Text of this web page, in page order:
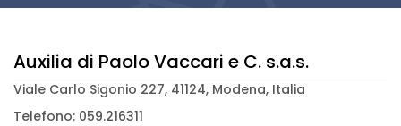
Auxilia di Paolo Vaccari e C. s.a.s.
Viale Carlo Sigonio 227, 41124, Modena, Italia
Telefono: 059.216311